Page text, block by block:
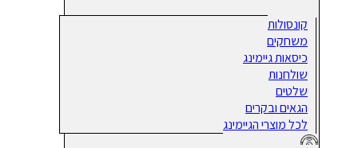
קונסולות
משחקים
כיסאות גיימינג
שולחנות
שלטים
הגאים ובקרים
לכל מוצרי הגיימינג